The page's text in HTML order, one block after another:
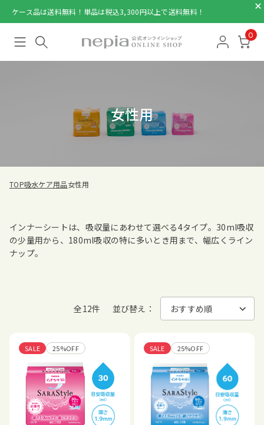
ケース品は送料無料！単品は税込3,300円以上で送料無料！
0
女性用
TOP吸水ケア用品女性用
インナーシートは、吸収量にあわせて選べる4タイプ。30ml吸収
の少量用から、180ml吸収の特に多いとき用まで、幅広くライン
ナップ。
全12件 並び替え：
SALE 25%OFF SALE 25%OFF